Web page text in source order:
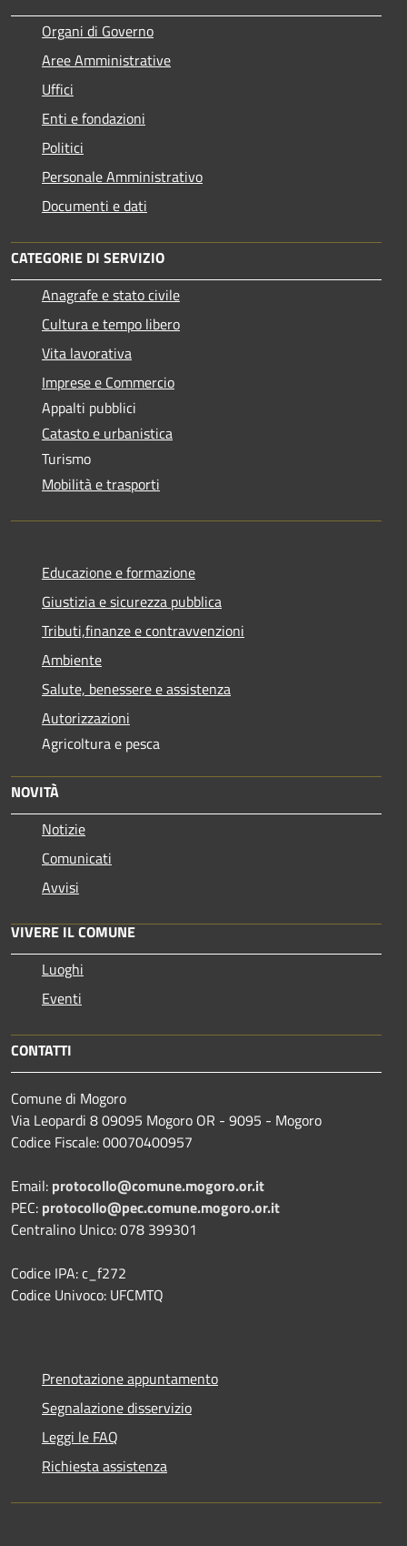
Organi di Governo
Aree Amministrative
Uffici
Enti e fondazioni
Politici
Personale Amministrativo
Documenti e dati
CATEGORIE DI SERVIZIO
Anagrafe e stato civile
Cultura e tempo libero
Vita lavorativa
Imprese e Commercio
Appalti pubblici
Catasto e urbanistica
Turismo
Mobilità e trasporti
Educazione e formazione
Giustizia e sicurezza pubblica
Tributi,finanze e contravvenzioni
Ambiente
Salute, benessere e assistenza
Autorizzazioni
Agricoltura e pesca
NOVITÀ
Notizie
Comunicati
Avvisi
VIVERE IL COMUNE
Luoghi
Eventi
CONTATTI
Comune di Mogoro
Via Leopardi 8 09095 Mogoro OR - 9095 - Mogoro
Codice Fiscale: 00070400957
Email: protocollo@comune.mogoro.or.it
PEC: protocollo@pec.comune.mogoro.or.it
Centralino Unico: 078 399301
Codice IPA: c_f272
Codice Univoco: UFCMTQ
Prenotazione appuntamento
Segnalazione disservizio
Leggi le FAQ
Richiesta assistenza